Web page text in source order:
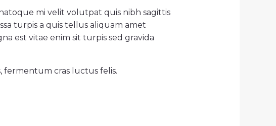
mi velit volutpat quis nibh sagittis
turpis a quis tellus aliquam amet
est vitae enim sit turpis sed gravida
fermentum cras luctus felis.